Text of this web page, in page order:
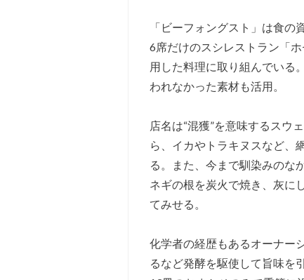
「ビーフォングスト」は食の
6席だけのスシレストラン「
用した料理に取り組んでいる
われなかった素材も活用。
店名は“混獲”を意味するスウ
ら、イカやトラキヌスなど、
る。また、今まで馴染みのな
ネギの根を炭火で焼き、灰に
てみせる。
化学者の経歴もあるオーナー
るなど発酵を駆使して旨味を